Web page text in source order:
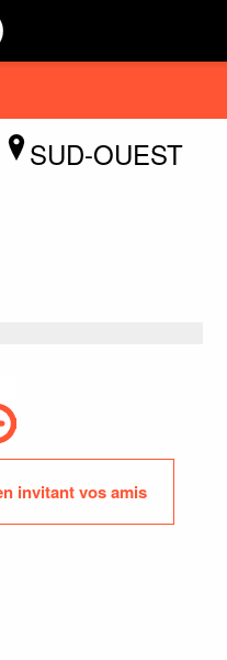
SUD-OUEST
invitant vos amis